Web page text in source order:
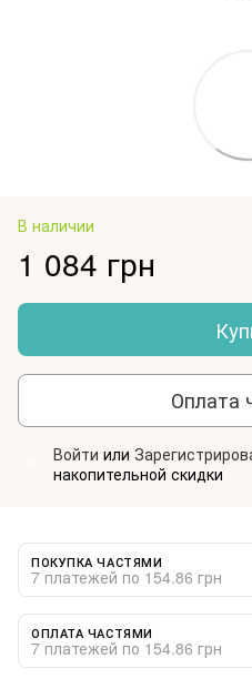
В наличии
1 084 грн
Оплата
Войти или
накопительной скидки
ПОКУПКА ЧАСТЯМИ
7 платежей по 154.86 грн
ОПЛАТА ЧАСТЯМИ
7 платежей по 154.86 грн